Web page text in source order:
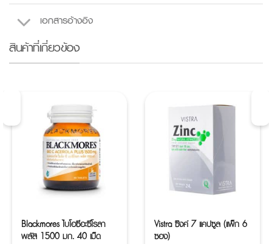
เอกสารอ้างอิง
สินค้าที่เกี่ยวข้อง
Blackmores ไบโอซีอะซีโรลา
พลัส 1500 มก. 40 เม็ด
Vistra ซิงค์ 7 แคปซูล (แพ็ก 6
ซอง)